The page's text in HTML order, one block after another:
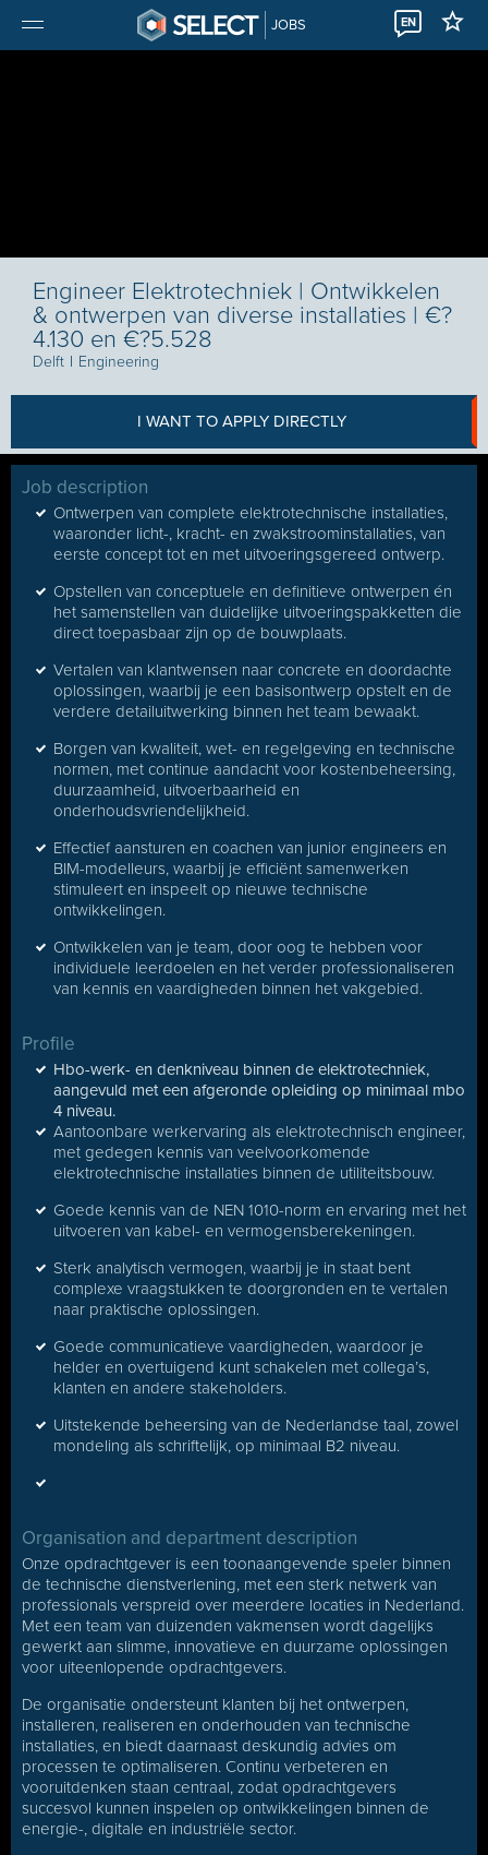
JOBS EN
Engineer Elektrotechniek | Ontwikkelen
& ontwerpen van diverse installaties | €?
4.130 en €?5.528
Delft I Engineering
I WANT TO APPLY DIRECTLY
Job description
Ontwerpen van complete elektrotechnische installaties,
waaronder licht-, kracht- en zwakstroominstallaties, van
eerste concept tot en met uitvoeringsgereed ontwerp.
Opstellen van conceptuele en definitieve ontwerpen én
het samenstellen van duidelijke uitvoeringspakketten die
direct toepasbaar zijn op de bouwplaats.
Vertalen van klantwensen naar concrete en doordachte
oplossingen, waarbij je een basisontwerp opstelt en de
verdere detailuitwerking binnen het team bewaakt.
Borgen van kwaliteit, wet- en regelgeving en technische
normen, met continue aandacht voor kostenbeheersing,
duurzaamheid, uitvoerbaarheid en
onderhoudsvriendelijkheid.
Effectief aansturen en coachen van junior engineers en
BIM-modelleurs, waarbij je efficiënt samenwerken
stimuleert en inspeelt op nieuwe technische
ontwikkelingen.
Ontwikkelen van je team, door oog te hebben voor
individuele leerdoelen en het verder professionaliseren
van kennis en vaardigheden binnen het vakgebied.
Profile
Hbo-werk- en denkniveau binnen de elektrotechniek,
aangevuld met een afgeronde opleiding op minimaal mbo
4 niveau.
Aantoonbare werkervaring als elektrotechnisch engineer,
met gedegen kennis van veelvoorkomende
elektrotechnische installaties binnen de utiliteitsbouw.
Goede kennis van de NEN 1010-norm en ervaring met het
uitvoeren van kabel- en vermogensberekeningen.
Sterk analytisch vermogen, waarbij je in staat bent
complexe vraagstukken te doorgronden en te vertalen
naar praktische oplossingen.
Goede communicatieve vaardigheden, waardoor je
helder en overtuigend kunt schakelen met collega’s,
klanten en andere stakeholders.
Uitstekende beheersing van de Nederlandse taal, zowel
mondeling als schriftelijk, op minimaal B2 niveau.
Organisation and department description
Onze opdrachtgever is een toonaangevende speler binnen
de technische dienstverlening, met een sterk netwerk van
professionals verspreid over meerdere locaties in Nederland.
Met een team van duizenden vakmensen wordt dagelijks
gewerkt aan slimme, innovatieve en duurzame oplossingen
voor uiteenlopende opdrachtgevers.
De organisatie ondersteunt klanten bij het ontwerpen,
installeren, realiseren en onderhouden van technische
installaties, en biedt daarnaast deskundig advies om
processen te optimaliseren. Continu verbeteren en
vooruitdenken staan centraal, zodat opdrachtgevers
succesvol kunnen inspelen op ontwikkelingen binnen de
energie-, digitale en industriële sector.